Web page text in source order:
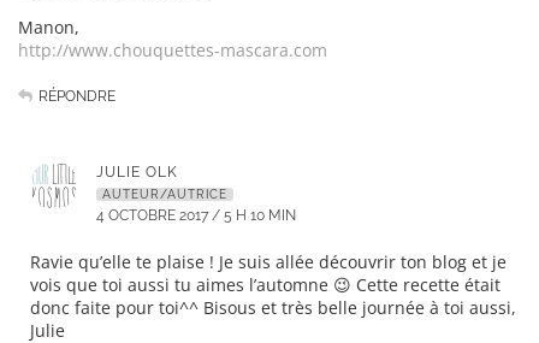
Manon,
http://www.chouquettes-mascara.com
RÉPONDRE
JULIE OLK
AUTEUR/AUTRICE
4 OCTOBRE 2017 / 5 H 10 MIN
Ravie qu’elle te plaise ! Je suis allée découvrir ton blog et je
vois que toi aussi tu aimes l’automne 😉 Cette recette était
donc faite pour toi^^ Bisous et très belle journée à toi aussi,
Julie